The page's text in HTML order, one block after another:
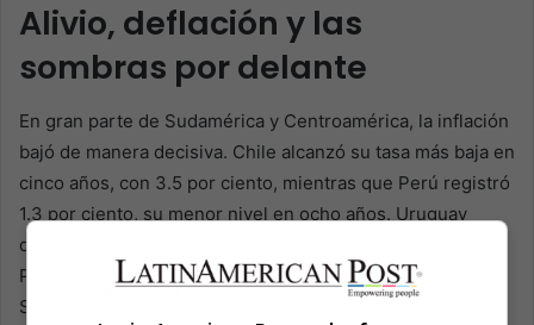
Alivio, deflación y las
sombras por delante
En gran parte de Sudamérica y Centroamérica, la inflación
bajó de manera decisiva. Chile alcanzó su tasa más baja en
cinco años, con 3.5 por ciento, mientras que Perú registró
1.3 por ciento, su menor nivel en ocho años. Uruguay
descendió a 3.65 por ciento, desde 5.5 por ciento, y
Paraguay bajó a 3.1 por ciento. Nicaragua, Guatemala y El
Salvador también registraron algunas de sus cifras de